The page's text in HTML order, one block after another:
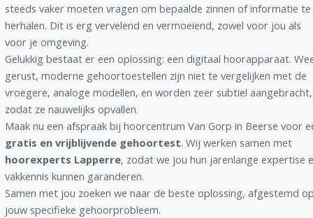
steeds vaker moeten vragen om bepaalde zinnen of informatie te
herhalen. Dit is erg vervelend en vermoeiend, zowel voor jou als
voor je omgeving.
Gelukkig bestaat er een oplossing: een digitaal hoorapparaat.
gerust, moderne gehoortoestellen zijn niet te vergelijken met de
vroegere, analoge modellen, en worden zeer subtiel aangebracht,
zodat ze nauwelijks opvallen.
Maak nu een afspraak bij hoorcentrum Van Gorp in Beerse voor
gratis en vrijblijvende gehoortest. Wij werken samen met
hoorexperts Lapperre, zodat we jou hun jarenlange expertise
vakkennis kunnen garanderen.
Samen met jou zoeken we naar de beste oplossing, afgestemd
jouw specifieke gehoorprobleem.